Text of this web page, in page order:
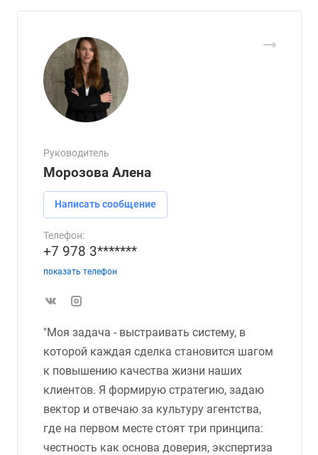
Руководитель
Морозова Алена
Написать сообщение
Телефон:
+7 978 3*******
показать телефон
"Моя задача - выстраивать систему, в
которой каждая сделка становится шагом
к повышению качества жизни наших
клиентов. Я формирую стратегию, задаю
вектор и отвечаю за культуру агентства,
где на первом месте стоят три принципа:
честность как основа доверия, экспертиза